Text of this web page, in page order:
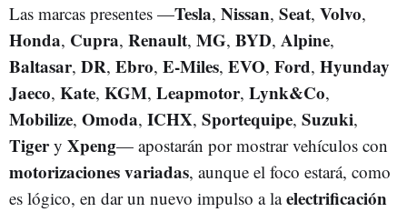
Las marcas presentes —Tesla, Nissan, Seat, Volvo,
Honda, Cupra, Renault, MG, BYD, Alpine,
Baltasar, DR, Ebro, E-Miles, EVO, Ford, Hyunday
Jaeco, Kate, KGM, Leapmotor, Lynk&Co,
Mobilize, Omoda, ICHX, Sportequipe, Suzuki,
Tigery Xpeng— apostarán por mostrar vehículos con
motorizaciones variadas, aunque el foco estará, como
es lógico, en dar un nuevo impulso a laelectrificación